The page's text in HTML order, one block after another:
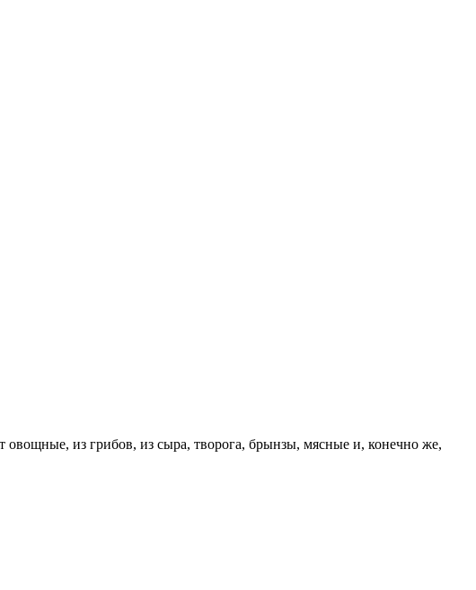
из грибов, из сыра, творога, брынзы, мясные и, конечно же,